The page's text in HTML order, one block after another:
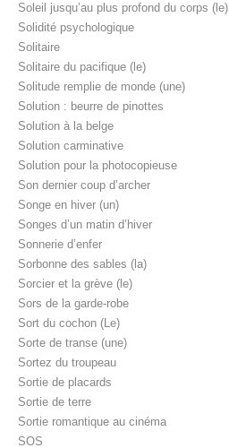
Soleil jusqu’au plus profond du corps (le)
Solidité psychologique
Solitaire
Solitaire du pacifique (le)
Solitude remplie de monde (une)
Solution : beurre de pinottes
Solution à la belge
Solution carminative
Solution pour la photocopieuse
Son dernier coup d’archer
Songe en hiver (un)
Songes d’un matin d’hiver
Sonnerie d’enfer
Sorbonne des sables (la)
Sorcier et la grève (le)
Sors de la garde-robe
Sort du cochon (Le)
Sorte de transe (une)
Sortez du troupeau
Sortie de placards
Sortie de terre
Sortie romantique au cinéma
SOS